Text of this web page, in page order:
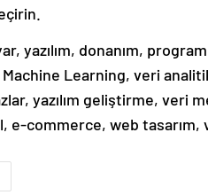
yazılım, donanım,
Learning, veri
yazılım geliştirme, veri
commerce, web tasarım,